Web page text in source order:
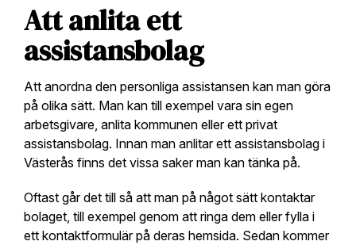
Att anlita ett
assistansbolag
Att anordna den personliga assistansen kan man göra
på olika sätt. Man kan till exempel vara sin egen
arbetsgivare, anlita kommunen eller ett privat
assistansbolag. Innan man anlitar ett assistansbolag i
Västerås finns det vissa saker man kan tänka på.
Oftast går det till så att man på något sätt kontaktar
bolaget, till exempel genom att ringa dem eller fylla i
ett kontaktformulär på deras hemsida. Sedan kommer